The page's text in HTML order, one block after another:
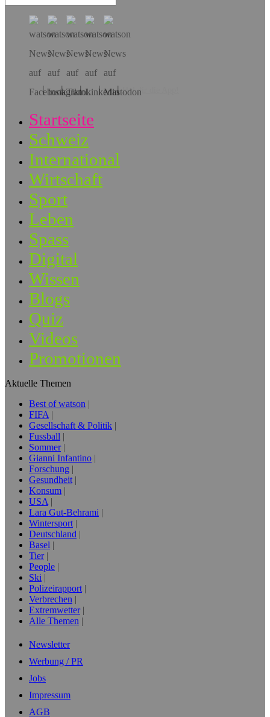
Hol dir die App!
Startseite
Schweiz
International
Wirtschaft
Sport
Leben
Spass
Digital
Wissen
Blogs
Quiz
Videos
Promotionen
Aktuelle Themen
Best of watson
FIFA
Gesellschaft & Politik
Fussball
Sommer
Gianni Infantino
Forschung
Gesundheit
Konsum
USA
Lara Gut-Behrami
Wintersport
Deutschland
Basel
Tier
People
Ski
Polizeirapport
Verbrechen
Extremwetter
Alle Themen
Newsletter
Werbung / PR
Jobs
Impressum
AGB